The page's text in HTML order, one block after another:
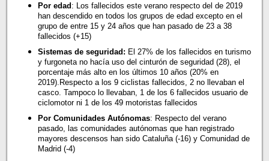
Por edad: Los fallecidos este verano respecto del de 2019
han descendido en todos los grupos de edad excepto en el
grupo de entre 15 y 24 años que han pasado de 23 a 38
fallecidos (+15)
Sistemas de seguridad: El 27% de los fallecidos en turismo
y furgoneta no hacía uso del cinturón de seguridad (28), el
porcentaje más alto en los últimos 10 años (20% en
2019).Respecto a los 9 ciclistas fallecidos, 2 no llevaban el
casco. Tampoco lo llevaban, 1 de los 6 fallecidos usuario de
ciclomotor ni 1 de los 49 motoristas fallecidos
Por Comunidades Autónomas: Respecto del verano
pasado, las comunidades autónomas que han registrado
mayores descensos han sido Cataluña (-16) y Comunidad de
Madrid (-4)